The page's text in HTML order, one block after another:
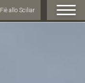
Fiè allo Sciliar